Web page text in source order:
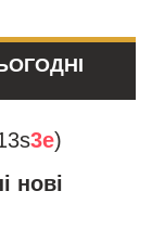
3e)
нові